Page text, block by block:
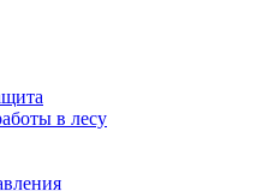
в лесу